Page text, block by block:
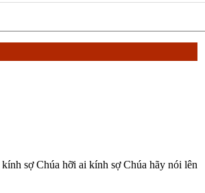
sợ Chúa hỡi ai kính sợ Chúa hãy nói lên